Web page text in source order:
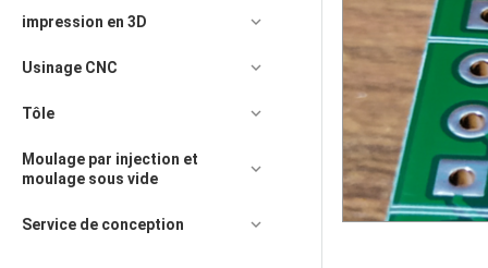
impression en 3D
Usinage CNC
Tôle
Moulage par injection et
moulage sous vide
Service de conception